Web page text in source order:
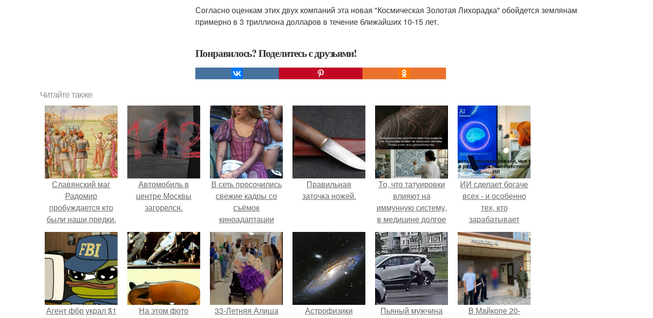
Согласно оценкам этих двух компаний эта новая "Космическая Золотая Лихорадка" обойдется землянам
примерно в 3 триллиона долларов в течение ближайших 10-15 лет.
Понравилось? Поделитесь с друзьями!
Читайте также
Славянский маг
Радомир
пробуждается кто
были наши предки.
Кем были наши
предки?
Автомобиль в
центре Москвы
загорелся.
В сеть просочились
свежие кадры со
съёмок
киноадаптации
"Рапунцель", и всё
внимание
моментально
оказалось
приковано к Тиган
крофт.
Правильная
заточка ножей.
То, что татуировки
влияют на
иммунную систему,
в медицине долгое
время
рассматривалось
лишь как гипотеза.
ИИ сделает богаче
всех - и особенно
тех, кто
зарабатывает
меньше всего.
Агент фбр украл $1
На этом фото
33-Летняя Алиша
Астрофизики
Пьяный мужчина
B Мaйкопе 20-